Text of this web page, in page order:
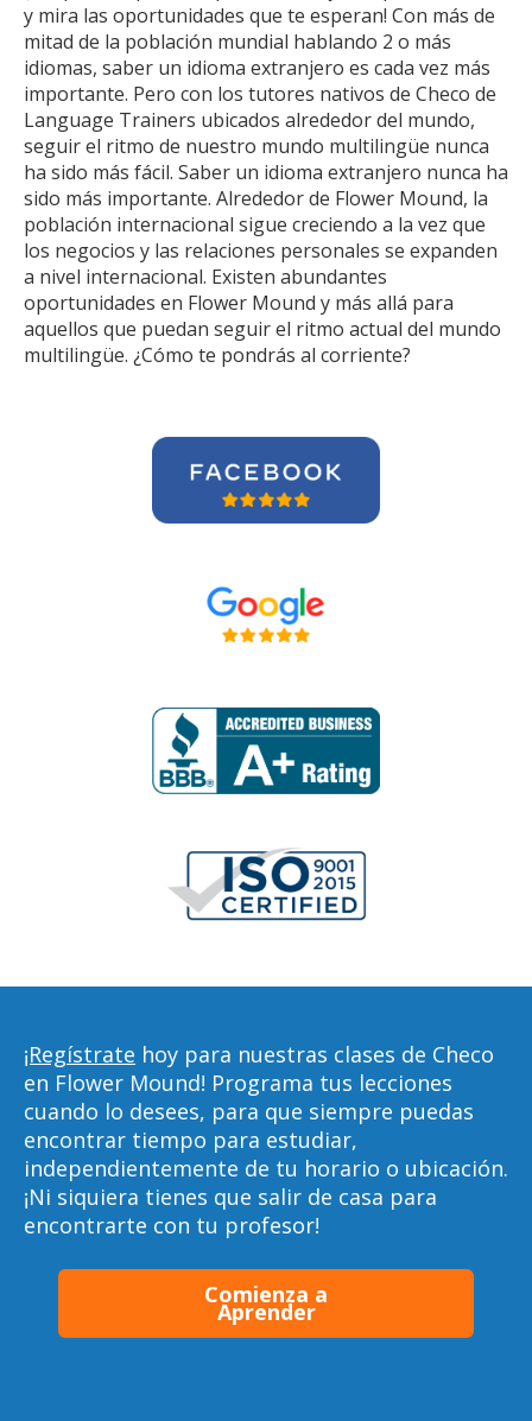
y mira las oportunidades que te esperan! Con más de
mitad de la población mundial hablando 2 o más
idiomas, saber un idioma extranjero es cada vez más
importante. Pero con los tutores nativos de Checo de
Language Trainers ubicados alrededor del mundo,
seguir el ritmo de nuestro mundo multilingüe nunca
ha sido más fácil. Saber un idioma extranjero nunca ha
sido más importante. Alrededor de Flower Mound, la
población internacional sigue creciendo a la vez que
los negocios y las relaciones personales se expanden
a nivel internacional. Existen abundantes
oportunidades en Flower Mound y más allá para
aquellos que puedan seguir el ritmo actual del mundo
multilingüe. ¿Cómo te pondrás al corriente?
¡Regístrate hoy para nuestras clases de Checo
en Flower Mound! Programa tus lecciones
cuando lo desees, para que siempre puedas
encontrar tiempo para estudiar,
independientemente de tu horario o ubicación.
¡Ni siquiera tienes que salir de casa para
encontrarte con tu profesor!
Comienza a
Aprender